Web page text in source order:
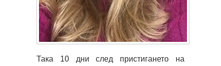
Така 10 дни след пристигането на